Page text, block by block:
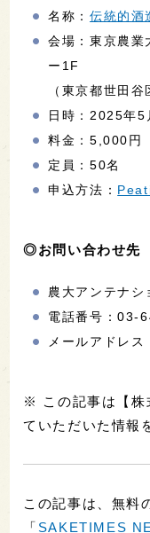
名称：伝統的酒
会場：東京農業
ー1F
（東京都世田
日時：2025年
料金：5,000円
定員：50名
申込方法：
◎お問い合わせ先
農大アンテナシ
電話番号：03-
メールアドレ
※ この記事は【株
ていただいた情報
この記事は、無料
「 SAKETIMES